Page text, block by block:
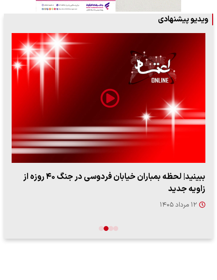
ویدیو پیشنهادی
ببینید| لحظه بمباران خیابان فردوسی در جنگ ۴۰ روزه از
زاویه جدید
۱۲ مرداد ۱۴۰۵